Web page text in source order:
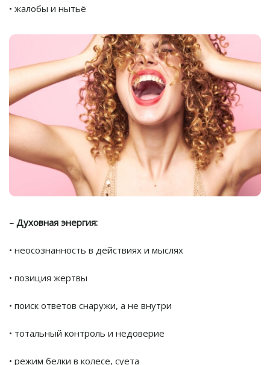
• жалобы и нытьё
– Духовная энергия:
• неосознанность в действиях и мыслях
• позиция жертвы
• поиск ответов снаружи, а не внутри
• тотальный контроль и недоверие
• режим белки в колесе, суета